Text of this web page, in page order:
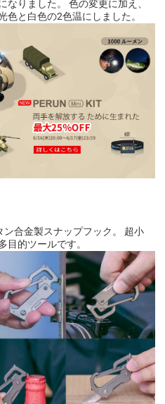
なりました 。 色の変更に加え、
色と白色の2色温にしました。
合金製スナップフック。 超小
目的ツールです。